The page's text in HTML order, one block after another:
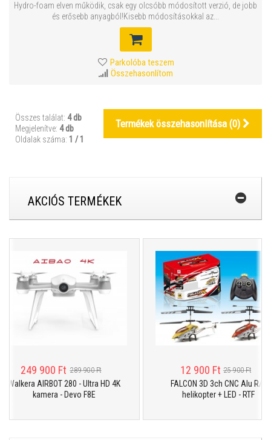
Hydro-foam elven működik, csak egy olcsóbb módosított verzió, de jobb
és erősebb anyagból!Kisebb módosításokkal az...
Parkolóba teszem
Összehasonlítom
Összes találat: 4 db
Megjelenítve: 4 db
Oldalak száma: 1 / 1
Termékek összehasonlítása (0)
AKCIÓS TERMÉKEK
249 900 Ft 289 900 Ft
AIRBOT 280 - Ultra HD 4K
kamera - Devo F8E
12 900 Ft 25 900 Ft
FALCON 3D 3ch CNC Alu R/C
helikopter + LED - RTF